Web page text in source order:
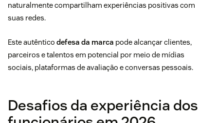
naturalmente compartilham experiências positivas com
suas redes.
Este autêntico defesa da marca pode alcançar clientes,
parceiros e talentos em potencial por meio de mídias
sociais, plataformas de avaliação e conversas pessoais.
Desafios da experiência dos